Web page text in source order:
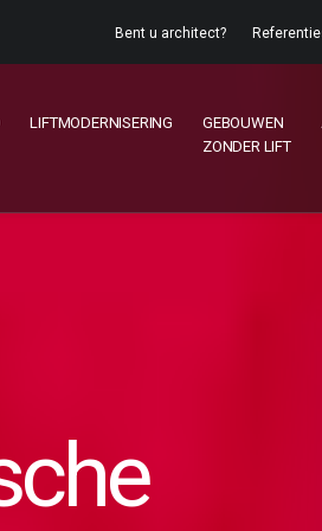
Bent u architect?
LIFTMODERNISERING
GEBOUWEN
ZONDER LIFT